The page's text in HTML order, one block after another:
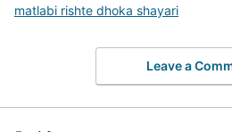
matlabi rishte dhoka shayari
Leave a